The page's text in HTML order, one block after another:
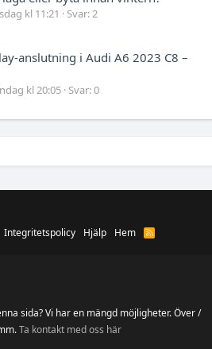
kl 11:21
Svar: 2
anslutning i Audi A6 2023 C8 –
kl 20:05 Svar: 0
Integritetspolicy Hjälp Hem
R
S
sida? Vi har en mängd möjligheter. Över /
Ta kontakt med oss här